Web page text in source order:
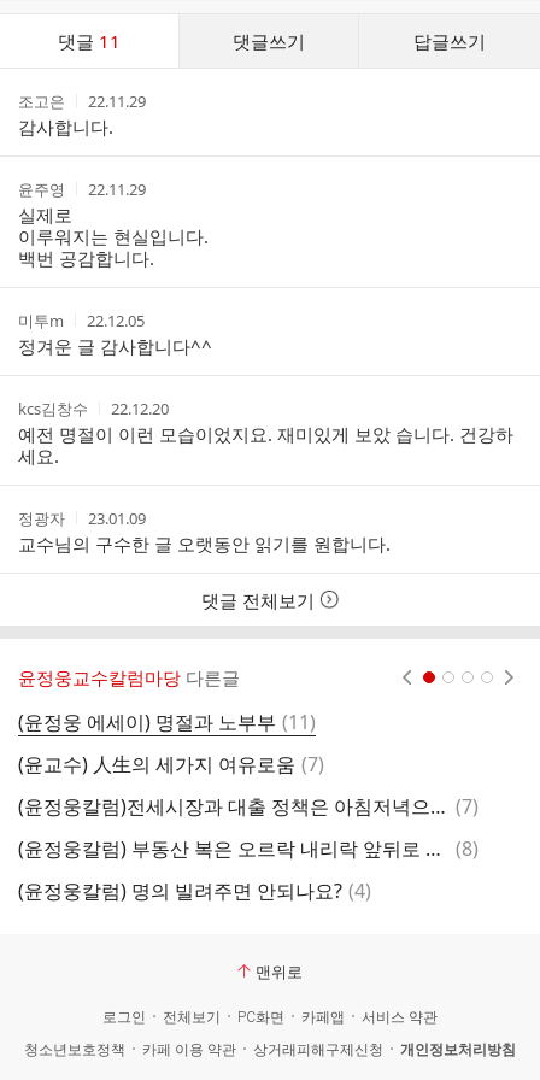
댓글 11 댓글쓰기 답글쓰기
스
작
성
자
조고은
작
성
시
간
22.11.29
감사합니다.
작
성
자
윤주영
작
시
간
22.11.29
실제로
이루워지는 현실입니다.
백번 공감합니다.
작
성
자
미투m
작
성
시
간
22.12.05
정겨운 글 감사합니다^^
작
성
자
kcs김창수
작
성
시
22.12.20
예전 명절이 이런 모습이었지요. 재미있게 보았 습니다. 건강하
세요.
작
성
자
정광자
작
성
시
간
23.01.09
교수님의 구수한 글 오랫동안 읽기를 원합니다.
댓글 전체보기
윤정웅교수칼럼마당 다른글
(윤정웅 에세이) 명절과 노부부 댓
글
(11)
(윤교수) 人生의 세가지 여유로움 댓
(7)
(윤정웅칼럼)전세시장과 대출 정책은 아침저녁으로 변한다 댓
(7)
(윤정웅칼럼) 부동산 복은 오르락 내리락 앞뒤로 걷는다 댓
(8)
(윤정웅칼럼) 명의 빌려주면 안되나요? 댓
(4)
맨위로
로그인 전체보기 PC화면 카페앱
서비스 약관
청소년보호정책
카페 이용 약관 상거래피해구제신청 개인정보처리방침